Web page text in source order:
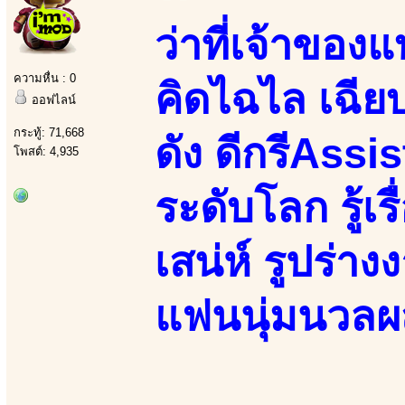
ความหื่น : 0
ออฟไลน์
กระทู้: 71,668
โพสต์: 4,935
ว่าที่เจ้าของ
คิดไฉไล เฉี
ดัง ดีกรี
ระดับโลก รู้เ
เสน่ห์ รูปร่าง
แฟนนุ่มนวลผ